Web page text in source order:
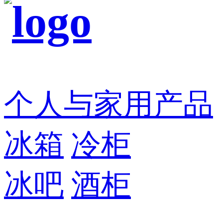
个人与家用产品
冰箱 冷柜
冰吧 酒柜